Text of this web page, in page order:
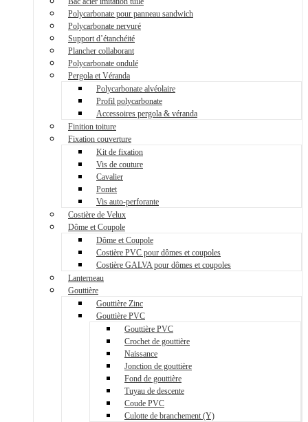
Polycarbonate pour panneau sandwich
Polycarbonate nervuré
Support d’étanchéité
Plancher collaborant
Polycarbonate ondulé
Pergola et Véranda
Polycarbonate alvéolaire
Profil polycarbonate
Accessoires pergola & véranda
Finition toiture
Fixation couverture
Kit de fixation
Vis de couture
Cavalier
Pontet
Vis auto-perforante
Costière de Velux
Dôme et Coupole
Dôme et Coupole
Costière PVC pour dômes et coupoles
Costière GALVA pour dômes et coupoles
Lanterneau
Gouttière
Gouttière Zinc
Gouttière PVC
Gouttière PVC
Crochet de gouttière
Naissance
Jonction de gouttière
Fond de gouttière
Tuyau de descente
Coude PVC
Culotte de branchement (Y)